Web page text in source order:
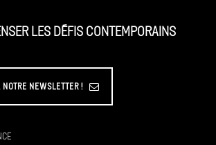
les défis contemporains
Notre Newsletter !